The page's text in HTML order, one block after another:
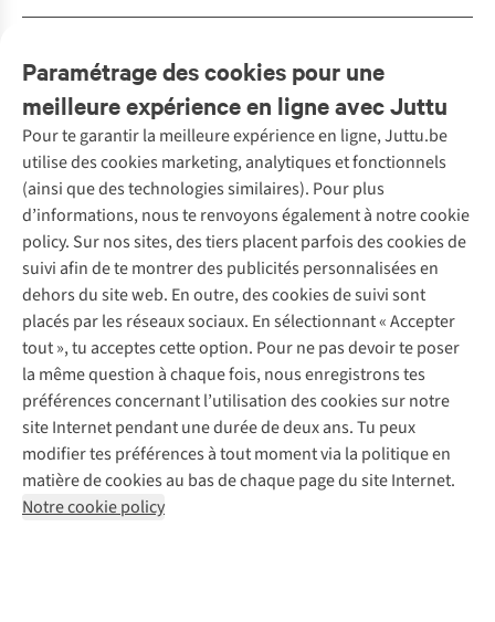
Paramétrage des cookies pour une
meilleure expérience en ligne avec Juttu
Pour te garantir la meilleure expérience en ligne, Juttu.be
utilise des cookies marketing, analytiques et fonctionnels
(ainsi que des technologies similaires). Pour plus
d’informations, nous te renvoyons également à notre cookie
policy. Sur nos sites, des tiers placent parfois des cookies de
suivi afin de te montrer des publicités personnalisées en
dehors du site web. En outre, des cookies de suivi sont
placés par les réseaux sociaux. En sélectionnant « Accepter
tout », tu acceptes cette option. Pour ne pas devoir te poser
la même question à chaque fois, nous enregistrons tes
préférences concernant l’utilisation des cookies sur notre
site Internet pendant une durée de deux ans. Tu peux
modifier tes préférences à tout moment via la politique en
matière de cookies au bas de chaque page du site Internet.
Notre cookie policy
Service client
Questions fréquentes
Commander
Payer
10 % réduction étudiants
Klarna : post-paiement
Livraison
Retourner
Rétractation d'une commande
Garantie
Contact
Nos services
Vintage - ReJUsed
Atelier de couture
Personal shopping
Boîte à vêtements
Événements / ateliers
Juttu
Qui sommes-nous ?
Juttu Friends
Inspiration
Travailler chez Juttu
Nos magasins
Le monde de Juttu
Entrepreneuriat responsable
Déclaration d’accessibilité
Abonne-toi à la newsletter
Suivez-nous